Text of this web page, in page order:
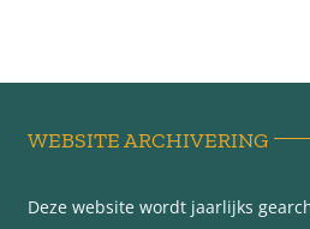
WEBSITE ARCHIVERING
Deze website wordt jaarlijks